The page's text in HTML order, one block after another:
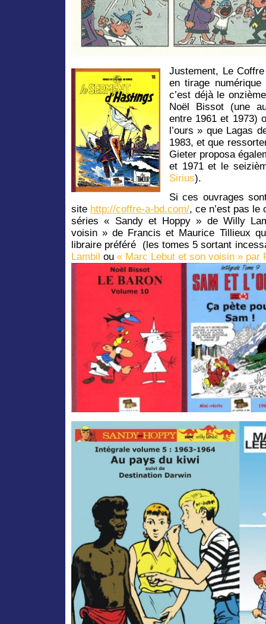
Justement, Le
en tirage
c’est déjà le
Noël Bissot (une
entre 1961 et 1973)
l’ours » que Lagas
1983, et que
Gieter proposa
et 1971 et le
Sirius).
Si ces ouvrages
site http://coffre-a-bd.com/, ce n’est pas
séries « Sandy et Hoppy » de Willy
voisin » de Francis et Maurice Tillieux
libraire préféré (les tomes 5 sortant
Lambil ou « Marc Lebut et son voisin » par